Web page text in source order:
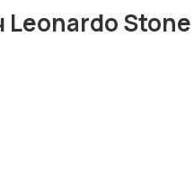
Leonardo Stone